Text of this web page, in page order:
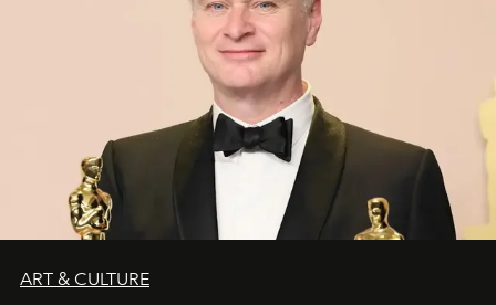
ART & CULTURE